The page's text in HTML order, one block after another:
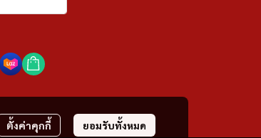
ตั้งค่าคุกกี้ ยอมรับทั้งหมด